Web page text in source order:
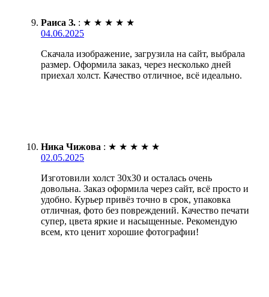
Раиса З. : ★ ★ ★ ★ ★
04.06.2025
Скачала изображение, загрузила на сайт, выбрала
размер. Оформила заказ, через несколько дней
приехал холст. Качество отличное, всё идеально.
Ника Чижова : ★ ★ ★ ★ ★
02.05.2025
Изготовили холст 30х30 и осталась очень
довольна. Заказ оформила через сайт, всё просто и
удобно. Курьер привёз точно в срок, упаковка
отличная, фото без повреждений. Качество печати
супер, цвета яркие и насыщенные. Рекомендую
всем, кто ценит хорошие фотографии!